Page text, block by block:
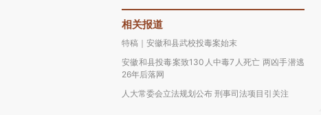
相关报道
特稿｜安徽和县武校投毒案始末
安徽和县投毒案致130人中毒7人死亡 两凶手潜逃
26年后落网
人大常委会立法规划公布 刑事司法项目引关注